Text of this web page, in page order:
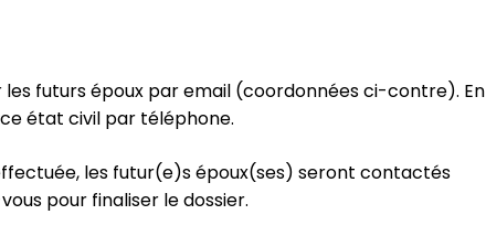
futurs époux par email (coordonnées ci-contre). En
état civil par téléphone.
les futur(e)s époux(ses) seront contactés
pour finaliser le dossier.